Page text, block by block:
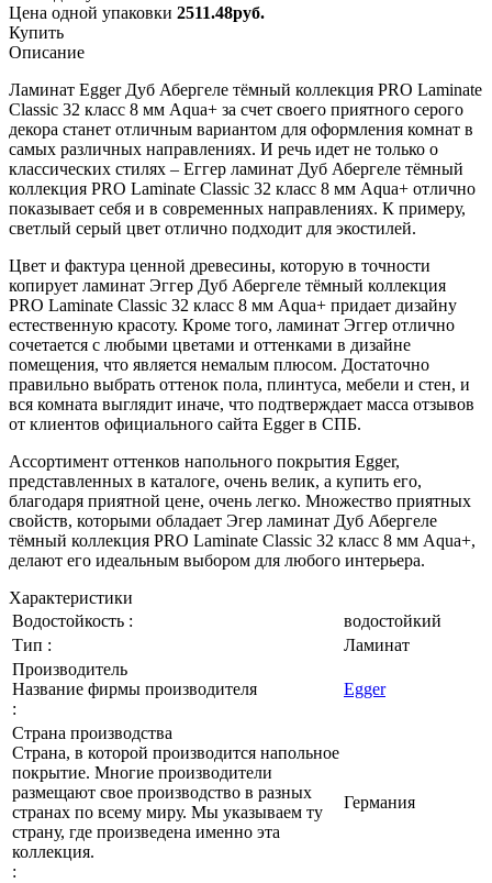
Цена одной упаковки 2511.48руб.
Купить
Описание
Ламинат Egger Дуб Абергеле тёмный коллекция PRO Laminate
Classic 32 класс 8 мм Aqua+ за счет своего приятного серого
декора станет отличным вариантом для оформления комнат в
самых различных направлениях. И речь идет не только о
классических стилях – Еггер ламинат Дуб Абергеле тёмный
коллекция PRO Laminate Classic 32 класс 8 мм Aqua+ отлично
показывает себя и в современных направлениях. К примеру,
светлый серый цвет отлично подходит для экостилей.
Цвет и фактура ценной древесины, которую в точности
копирует ламинат Эггер Дуб Абергеле тёмный коллекция
PRO Laminate Classic 32 класс 8 мм Aqua+ придает дизайну
естественную красоту. Кроме того, ламинат Эггер отлично
сочетается с любыми цветами и оттенками в дизайне
помещения, что является немалым плюсом. Достаточно
правильно выбрать оттенок пола, плинтуса, мебели и стен, и
вся комната выглядит иначе, что подтверждает масса отзывов
от клиентов официального сайта Egger в СПБ.
Ассортимент оттенков напольного покрытия Egger,
представленных в каталоге, очень велик, а купить его,
благодаря приятной цене, очень легко. Множество приятных
свойств, которыми обладает Эгер ламинат Дуб Абергеле
тёмный коллекция PRO Laminate Classic 32 класс 8 мм Aqua+,
делают его идеальным выбором для любого интерьера.
Характеристики
Водостойкость :
водостойкий
Тип :
Ламинат
Производитель
Название фирмы производителя
:
Egger
Страна производства
Страна, в которой производится напольное
покрытие. Многие производители
размещают свое производство в разных
странах по всему миру. Мы указываем ту
страну, где произведена именно эта
коллекция.
:
Германия